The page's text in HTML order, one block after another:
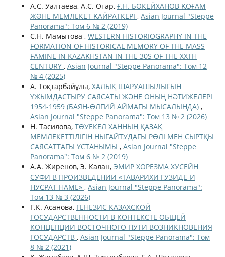
А.С. Уалтаева, А.С. Отар, Ғ.Н. БӨКЕЙХАНОВ ҚОҒАМ
ЖƏНЕ МЕМЛЕКЕТ ҚАЙРАТКЕРІ , Asian Journal "Steppe
Panorama": Том 6 № 2 (2019)
С.Н. Мамытова , WESTERN HISTORIOGRAPHY IN THE
FORMATION OF HISTORICAL MEMORY OF THE MASS
FAMINE IN KAZAKHSTAN IN THE 30S OF THE XXTH
CENTURY , Asian Journal "Steppe Panorama": Том 12
№ 4 (2025)
А. Тоқтарбайұлы, ХАЛЫҚ ШАРУАШЫЛЫҒЫН
ҰЖЫМДАСТЫРУ САЯСАТЫ ЖӘНЕ ОНЫҢ НӘТИЖЕЛЕРІ
1954-1959 (БАЯН-ӨЛГИЙ АЙМАҒЫ МЫСАЛЫНДА) ,
Asian Journal "Steppe Panorama": Том 13 № 2 (2026)
Н. Тасилова, ТƏУЕКЕЛ ХАННЫҢ ҚАЗАҚ
МЕМЛЕКЕТТІЛІГІН НЫҒАЙТУДАҒЫ РӨЛІ МЕН СЫРТҚЫ
САЯСАТТАҒЫ ҰСТАНЫМЫ , Asian Journal "Steppe
Panorama": Том 6 № 2 (2019)
А.А. Жиренов, Э. Калан, ЭМИР ХОРЕЗМА ХУСЕЙН
СУФИ В ПРОИЗВЕДЕНИИ «ТАВАРИХИ ГУЗИДЕ-И
НУСРАТ НАМЕ» , Asian Journal "Steppe Panorama":
Том 13 № 3 (2026)
Г.К. Асанова, ГЕНЕЗИС КАЗАХСКОЙ
ГОСУДАРСТВЕННОСТИ В КОНТЕКСТЕ ОБЩЕЙ
КОНЦЕПЦИИ ВОСТОЧНОГО ПУТИ ВОЗНИКНОВЕНИЯ
ГОСУДАРСТВ , Asian Journal "Steppe Panorama": Том
8 № 2 (2021)